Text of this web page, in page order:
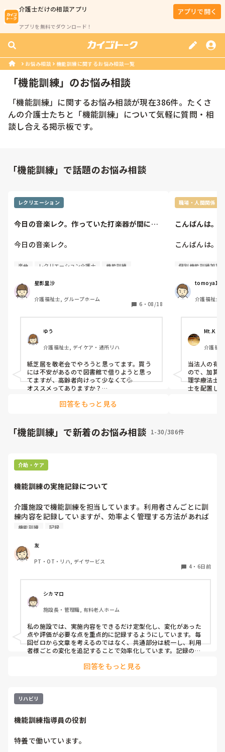
介護士だけの相談アプリ
アプリを無料でダウンロード！
アプリで開く
お悩み相談 機能訓練に関するお悩み相談一覧
「機能訓練」のお悩み相談
「機能訓練」に関するお悩み相談が現在386件。たくさ
んの介護士たちと「機能訓練」について気軽に質問・相
談し合える掲示板です。
「機能訓練」で話題のお悩み相談
レクリエーション
今日の音楽レク。作っていた打楽器が間に合
今日の音楽レク。
作っていた打楽器が間に合わず(￣▽￣;)
この「みぃちゃんの夏」
で、中に入ってる
「かたつむり」
「金魚の昼寝」
「ゆりかご」
「うみ」♪うみはひろいな～
をピアノ弾きながら
歌って頂きながら
演じたわけです。
体操用意してたんだけど
表でずっこけて腰を打つという失態をやらか
したので
これだけが手先で出来る体操だったしね。
(片手はぐー、片手はちょきを出し左右入れ替
える)
まあもとのプログラムはまた来年・・・にな
るなあ(￣▽￣;)
みなさん結構
楽曲 レクリエーション介護士 機能訓練
星影里沙
介護福祉士, グループホーム
6 ・ 08/18
ゆう
介護福祉士, デイケア・通所リハ
紙芝居を敬老会でやろうと思ってます。買う
には不安があるので図書館で借りようと思っ
てますが、高齢者向けって少なくて💦
オススメってありますか？
回答をもっと見る
職場・人間関係
こんばんは。
こんばんは。
今はどこの特
うちは看護師
が・・・
個別機能訓練加算
tomoya121
介護福祉士,
Mt.K
介護福
当法人の有
ので、加算
理学療法士
士を配置し
「機能訓練」で新着のお悩み相談 1-30/386件
介助・ケア
機能訓練の実施記録について
介護施設で機能訓練を担当しています。利用者さんごとに訓
練内容を記録していますが、効率よく管理する方法があれば
知りたいです。皆さんはどのように記録されていますか。
機能訓練 記録
友
PT・OT・リハ, デイサービス
4 ・ 6日前
シカマロ
施設長・管理職, 有料老人ホーム
私の施設では、実施内容をできるだけ定型化し、変化があった
点や評価が必要な点を重点的に記録するようにしています。毎
回ゼロから文章を考えるのではなく、共通部分は統一し、利用
者様ごとの変化を追記することで効率化しています。記録の質
回答をもっと見る
リハビリ
機能訓練指導員の役割
特養で働いています。